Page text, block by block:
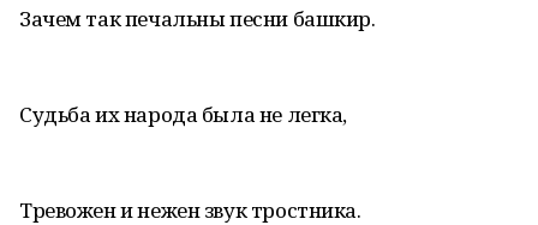
Зачем так печальны песни башкир.
Судьба их народа была не легка,
Тревожен и нежен звук тростника.